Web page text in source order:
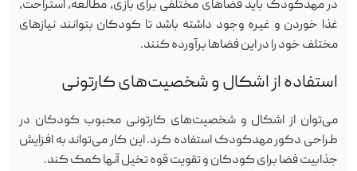
در مهدکودک باید فضاهای مختلفی برای بازی، مطالعه، استراحت،
غذا خوردن و غیره وجود داشته باشد تا کودکان بتوانند نیازهای
مختلف خود را در این فضاها برآورده کنند.
استفاده از اشکال و شخصیت‌های کارتونی
می‌توان از اشکال و شخصیت‌های کارتونی محبوب کودکان در
طراحی دکور مهدکودک استفاده کرد. این کار می‌تواند به افزایش
جذابیت فضا برای کودکان و تقویت قوه تخیل آنها کمک کند.